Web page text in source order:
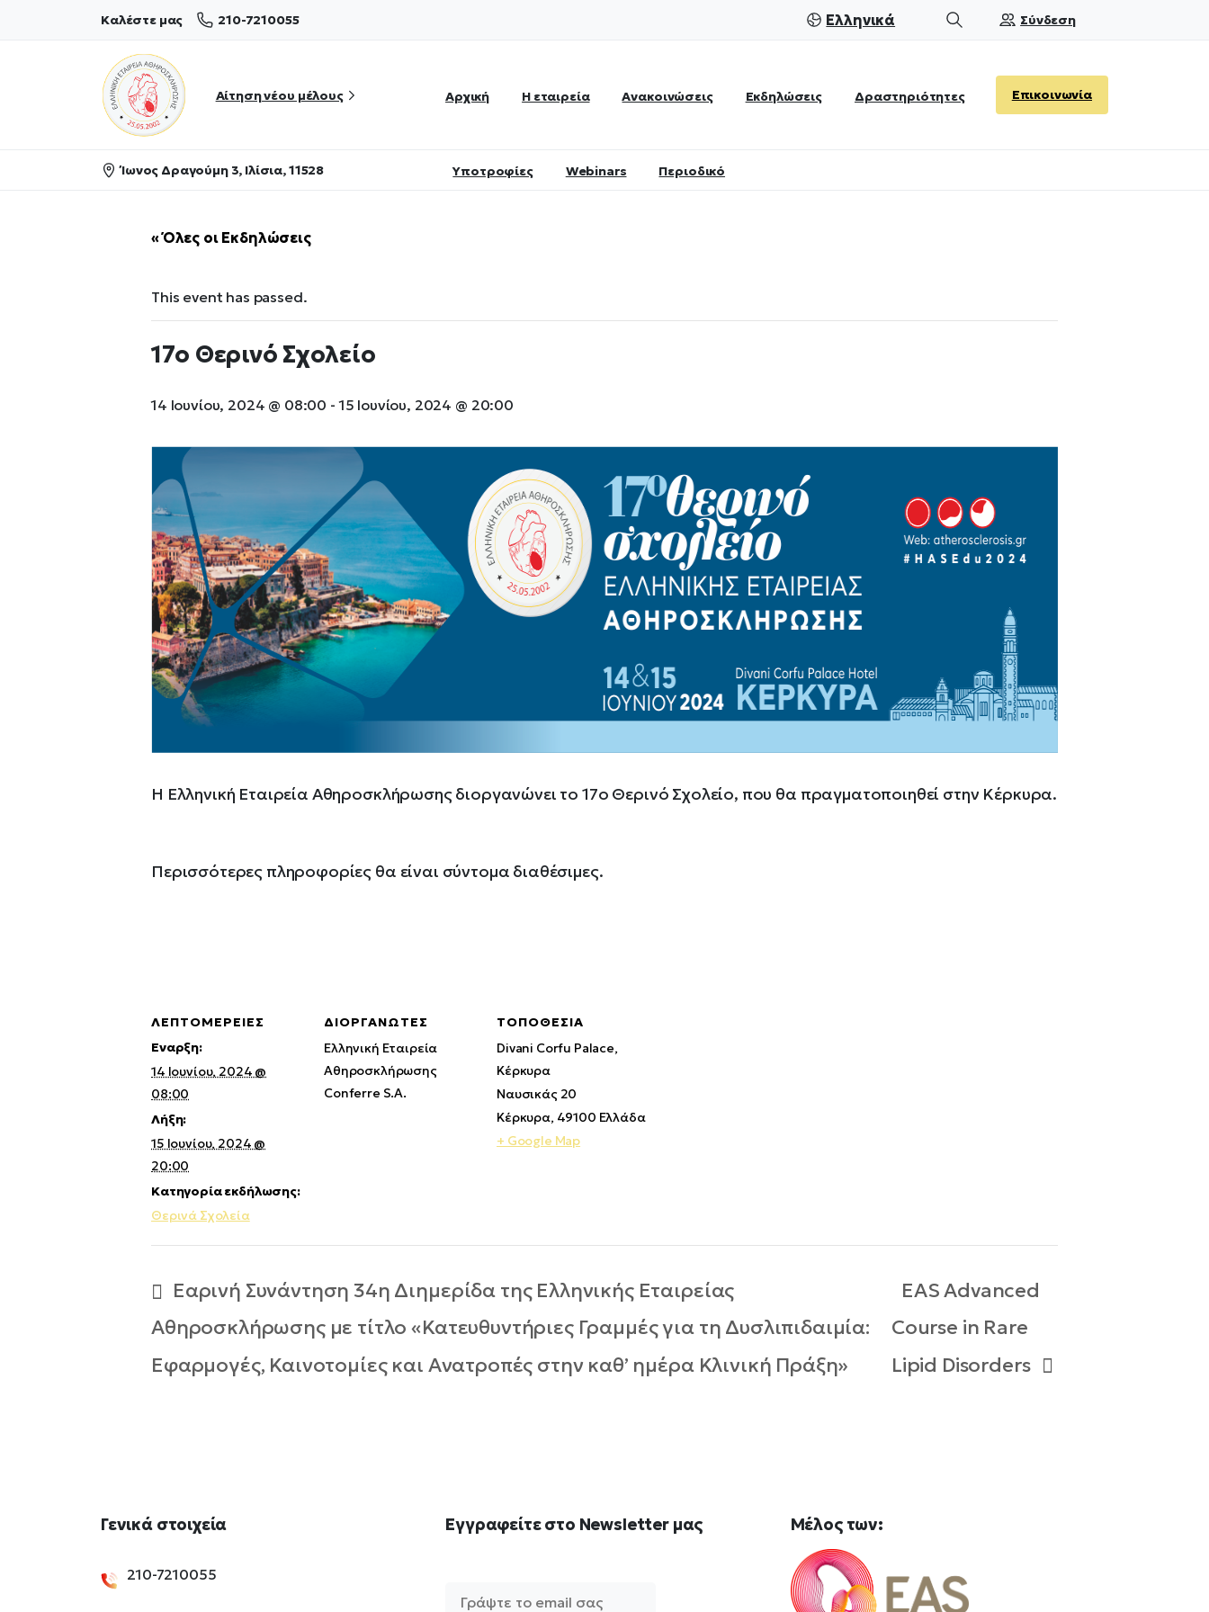
Καλέστε μας 210-7210055 Ελληνικά
Search
Σύνδεση
Αίτηση νέου μέλους Αρχική Η εταιρεία Ανακοινώσεις Εκδηλώσεις Δραστηριότητες Επικοινωνία
Ίωνος Δραγούμη 3, Ιλίσια, 11528 Υποτροφίες Webinars Περιοδικό
« Όλες οι Εκδηλώσεις
This event has passed.
17ο Θερινό Σχολείο
14 Ιουνίου, 2024 @ 08:00 -15 Ιουνίου, 2024 @ 20:00
Η Ελληνική Εταιρεία Αθηροσκλήρωσης διοργανώνει το 17ο Θερινό Σχολείο, που θα πραγματοποιηθεί στην Κέρκυρα.
Περισσότερες πληροφορίες θα είναι σύντομα διαθέσιμες.
ΛΕΠΤΟΜΈΡΕΙΕΣ
Έναρξη:
14 Ιουνίου, 2024 @
08:00
Λήξη:
15 Ιουνίου, 2024 @
20:00
Κατηγορία εκδήλωσης:
Θερινά Σχολεία
ΔΙΟΡΓΑΝΩΤΈΣ
Ελληνική Εταιρεία
Αθηροσκλήρωσης
Conferre S.A.
ΤΟΠΟΘΕΣΊΑ
Divani Corfu Palace,
Κέρκυρα
Ναυσικάς 20
Κέρκυρα, 49100 Ελλάδα
+ Google Map
Εαρινή Συνάντηση 34η Διημερίδα της Ελληνικής Εταιρείας
Αθηροσκλήρωσης με τίτλο «Κατευθυντήριες Γραμμές για τη Δυσλιπιδαιμία:
Εφαρμογές, Καινοτομίες και Ανατροπές στην καθ’ ημέρα Κλινική Πράξη»
EAS Advanced
Course in Rare
Lipid Disorders
Γενικά στοιχεία
210-7210055
Εγγραφείτεστο Newsletter μας Mέλος των: